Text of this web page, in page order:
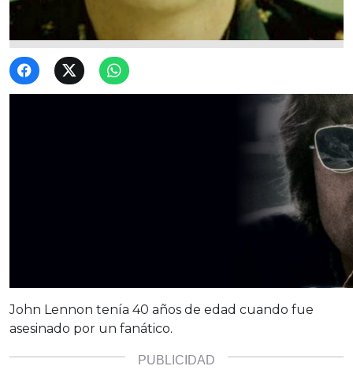
John Lennon tenía 40 años de edad cuando fue
asesinado por un fanático.